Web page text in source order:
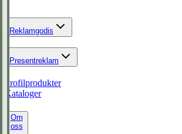
Reklamgodis
Presentreklam
Profilprodukter
Kataloger
Om
oss